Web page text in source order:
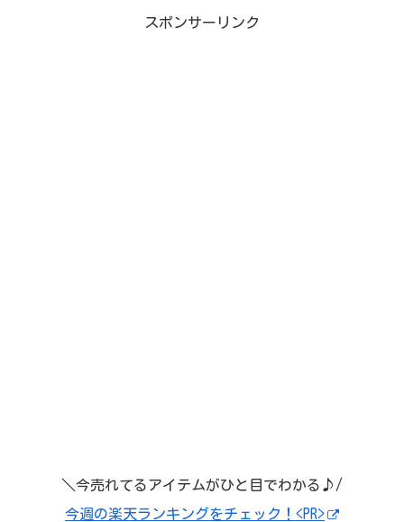
スポンサーリンク
＼今売れてるアイテムがひと目でわかる♪/
今週の楽天ランキングをチェック！<PR>